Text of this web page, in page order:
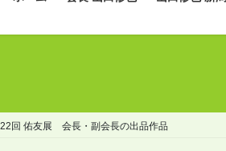
回 佑友展 会長・副会長の出品作品